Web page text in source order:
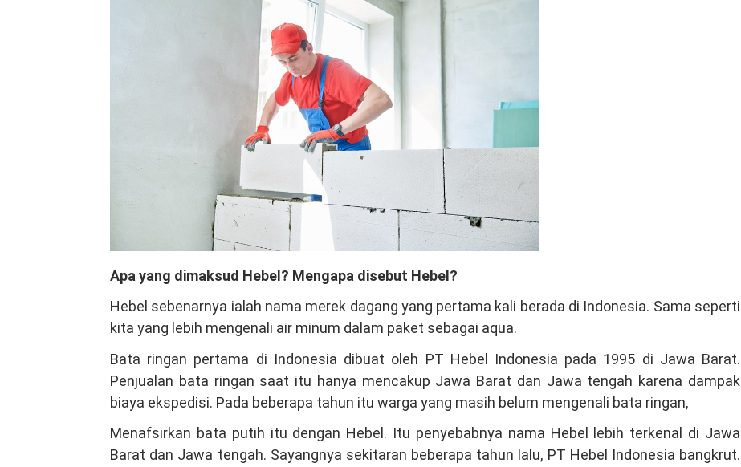
Apa yang dimaksud Hebel? Mengapa disebut Hebel?
Hebel sebenarnya ialah nama merek dagang yang pertama kali berada di Indonesia. Sama seperti
kita yang lebih mengenali air minum dalam paket sebagai aqua.
Bata ringan pertama di Indonesia dibuat oleh PT Hebel Indonesia pada 1995 di Jawa Barat.
Penjualan bata ringan saat itu hanya mencakup Jawa Barat dan Jawa tengah karena dampak
biaya ekspedisi. Pada beberapa tahun itu warga yang masih belum mengenali bata ringan,
Menafsirkan bata putih itu dengan Hebel. Itu penyebabnya nama Hebel lebih terkenal di Jawa
Barat dan Jawa tengah. Sayangnya sekitaran beberapa tahun lalu, PT Hebel Indonesia bangkrut.